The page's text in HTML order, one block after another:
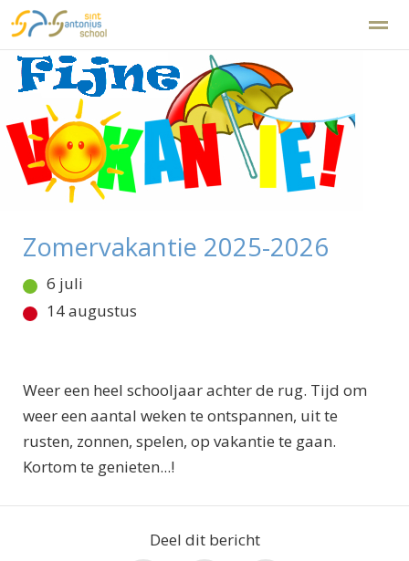
Disclaimer Klachtenregeling
Home Zoeken Foto's Facebook
Zomervakantie 2025-2026
6 juli
14 augustus
Weer een heel schooljaar achter de rug. Tijd om
weer een aantal weken te ontspannen, uit te
rusten, zonnen, spelen, op vakantie te gaan.
Kortom te genieten...!
Deel dit bericht